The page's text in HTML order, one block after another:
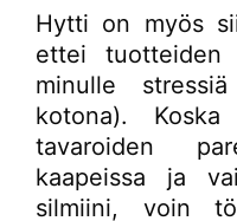
Hytti on myös
ettei tuotteiden
minulle
kotona).
tavaroiden
kaapeissa ja
silmiini, voin